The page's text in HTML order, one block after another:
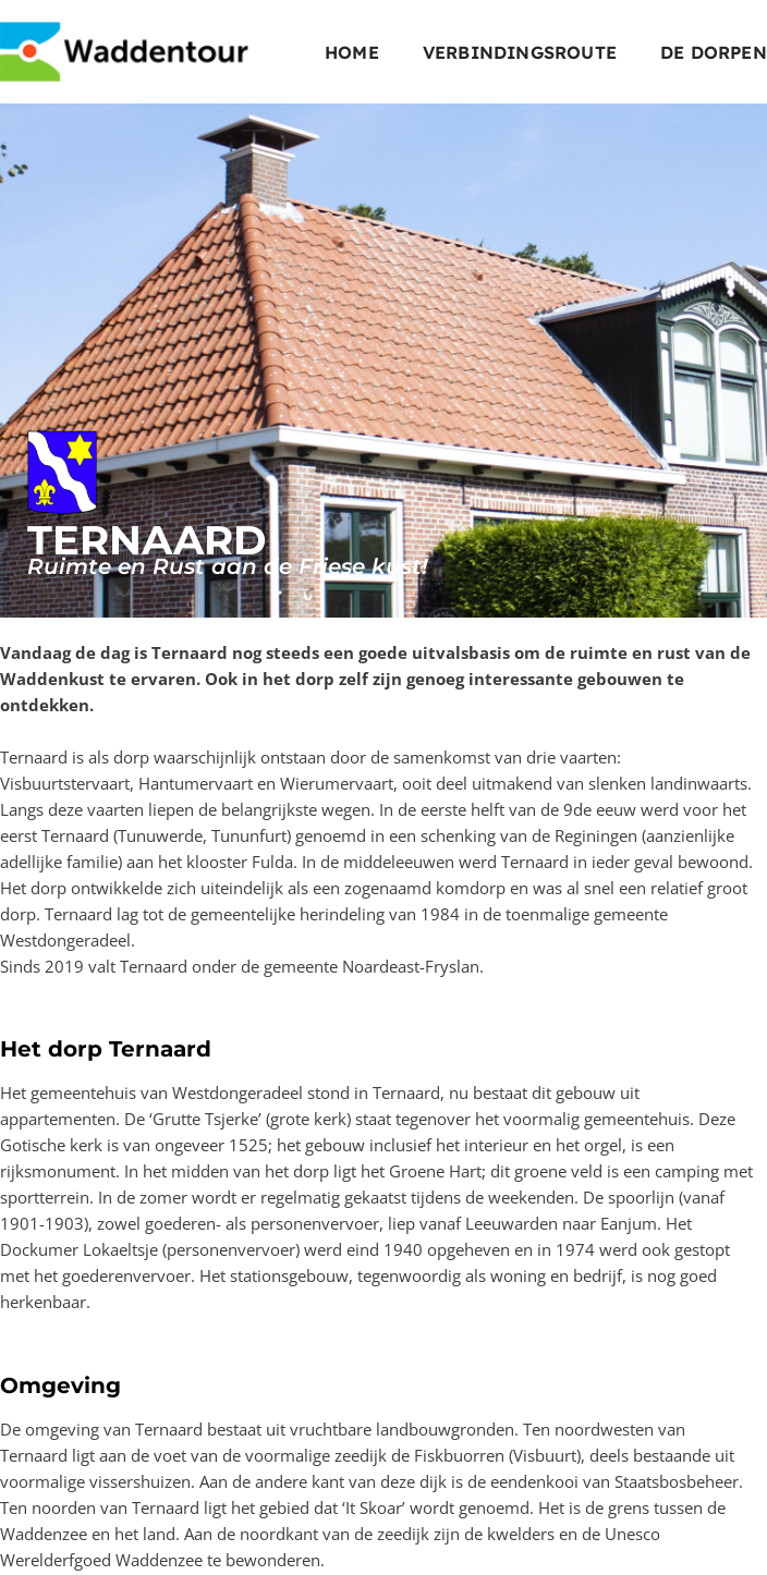
HOME VERBINDINGSROUTE DE DORPEN
TERNAARD
Ruimte en Rust aan de Friese kust!
Vandaag de dag is Ternaard nog steeds een goede uitvalsbasis om de ruimte en rust van de
Waddenkust te ervaren. Ook in het dorp zelf zijn genoeg interessante gebouwen te
ontdekken.
Ternaard is als dorp waarschijnlijk ontstaan door de samenkomst van drie vaarten:
Visbuurtstervaart, Hantumervaart en Wierumervaart, ooit deel uitmakend van slenken landinwaarts.
Langs deze vaarten liepen de belangrijkste wegen. In de eerste helft van de 9de eeuw werd voor het
eerst Ternaard (Tunuwerde, Tununfurt) genoemd in een schenking van de Reginingen (aanzienlijke
adellijke familie) aan het klooster Fulda. In de middeleeuwen werd Ternaard in ieder geval bewoond.
Het dorp ontwikkelde zich uiteindelijk als een zogenaamd komdorp en was al snel een relatief groot
dorp. Ternaard lag tot de gemeentelijke herindeling van 1984 in de toenmalige gemeente
Westdongeradeel.
Sinds 2019 valt Ternaard onder de gemeente Noardeast-Fryslan.
Het dorp Ternaard
Het gemeentehuis van Westdongeradeel stond in Ternaard, nu bestaat dit gebouw uit
appartementen. De ‘Grutte Tsjerke’ (grote kerk) staat tegenover het voormalig gemeentehuis. Deze
Gotische kerk is van ongeveer 1525; het gebouw inclusief het interieur en het orgel, is een
rijksmonument. In het midden van het dorp ligt het Groene Hart; dit groene veld is een camping met
sportterrein. In de zomer wordt er regelmatig gekaatst tijdens de weekenden. De spoorlijn (vanaf
1901-1903), zowel goederen- als personenvervoer, liep vanaf Leeuwarden naar Eanjum. Het
Dockumer Lokaeltsje (personenvervoer) werd eind 1940 opgeheven en in 1974 werd ook gestopt
met het goederenvervoer. Het stationsgebouw, tegenwoordig als woning en bedrijf, is nog goed
herkenbaar.
Omgeving
De omgeving van Ternaard bestaat uit vruchtbare landbouwgronden. Ten noordwesten van
Ternaard ligt aan de voet van de voormalige zeedijk de Fiskbuorren (Visbuurt), deels bestaande uit
voormalige vissershuizen. Aan de andere kant van deze dijk is de eendenkooi van Staatsbosbeheer.
Ten noorden van Ternaard ligt het gebied dat ‘It Skoar’ wordt genoemd. Het is de grens tussen de
Waddenzee en het land. Aan de noordkant van de zeedijk zijn de kwelders en de Unesco
Werelderfgoed Waddenzee te bewonderen.